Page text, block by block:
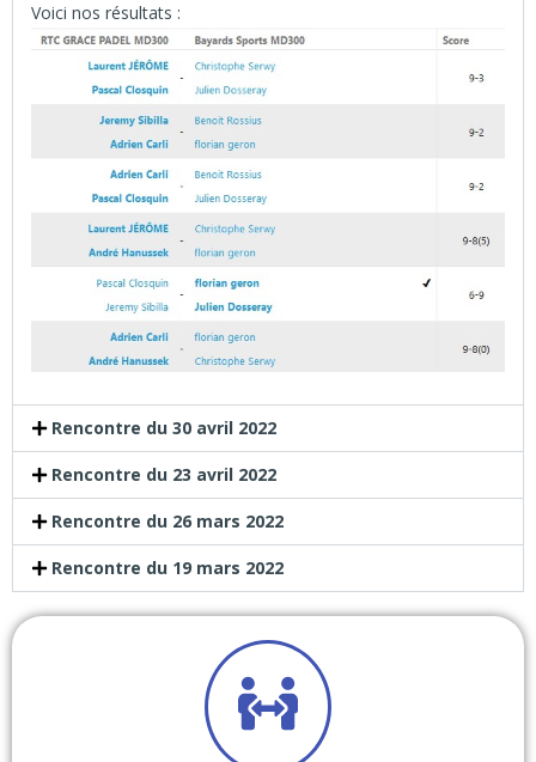
Voici nos résultats :
Rencontre du 30 avril 2022
Rencontre du 23 avril 2022
Rencontre du 26 mars 2022
Rencontre du 19 mars 2022